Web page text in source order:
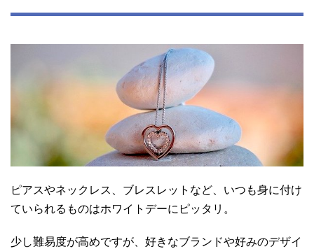
ピアスやネックレス、ブレスレットなど、いつも身に付け
ていられるものはホワイトデーにピッタリ。
少し難易度が高めですが、好きなブランドや好みのデザイ